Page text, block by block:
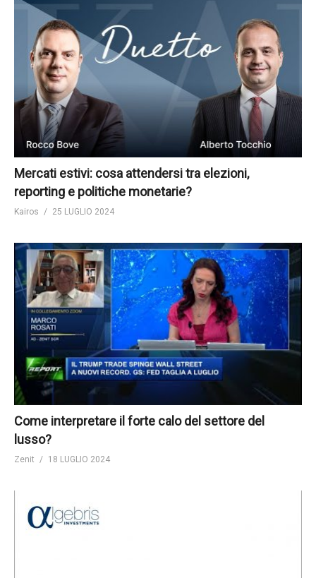
Mercati estivi: cosa attendersi tra elezioni,
reporting e politiche monetarie?
Kairos 25 LUGLIO 2024
Come interpretare il forte calo del settore del
lusso?
Zenit 18 LUGLIO 2024